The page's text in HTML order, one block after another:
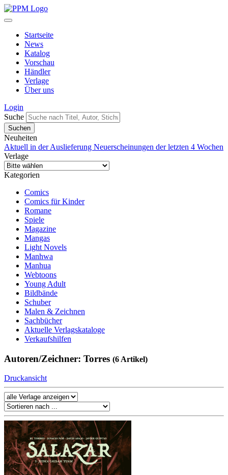
Startseite
News
Katalog
Vorschau
Händler
Verlage
Über uns
Login
Suche
Neuheiten
Aktuell in der Auslieferung Neuerscheinungen der letzten 4 Wochen
Verlage
Kategorien
Comics
Comics für Kinder
Romane
Spiele
Magazine
Mangas
Light Novels
Manhwa
Manhua
Webtoons
Young Adult
Bildbände
Schuber
Malen & Zeichnen
Sachbücher
Aktuelle Verlagskataloge
Verkaufshilfen
Autoren/Zeichner: Torres (6 Artikel)
Druckansicht